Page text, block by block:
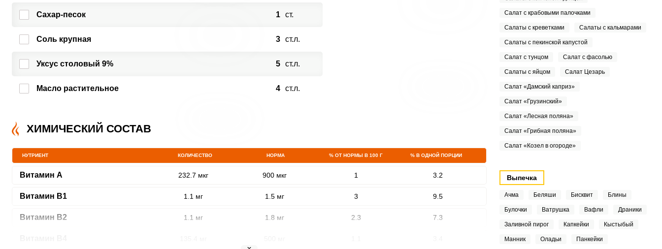
Сахар-песок 1 ст.
Соль крупная 3 ст.л.
Уксус столовый 9% 5 ст.л.
Масло растительное 4 ст.л.
ХИМИЧЕСКИЙ СОСТАВ
НУТРИЕНТ КОЛИЧЕСТВО НОРМА % ОТ НОРМЫ В 100 Г % В ОДНОЙ ПОРЦИИ
Витамин A 232.7 мкг 900 мкг 1 3.2
Витамин В1 1.1 мг 1.5 мг 3 9.5
Витамин В2 1.1 мг 1.8 мг 2.3 7.3
Салат с крабовыми палочками
Салаты с креветками Салаты с кальмарами
Салаты с пекинской капустой
Салат с тунцом Салат с фасолью
Салаты с яйцом Салат Цезарь
Салат «Дамский каприз»
Салат «Грузинский»
Салат «Лесная поляна»
Салат «Грибная поляна»
Салат «Козел в огороде»
Выпечка
Ачма Беляши Бисквит Блины
Булочки Ватрушка Вафли Драники
Заливной пирог Капкейки Кыстыбый
Манник Оладьи Панкейки